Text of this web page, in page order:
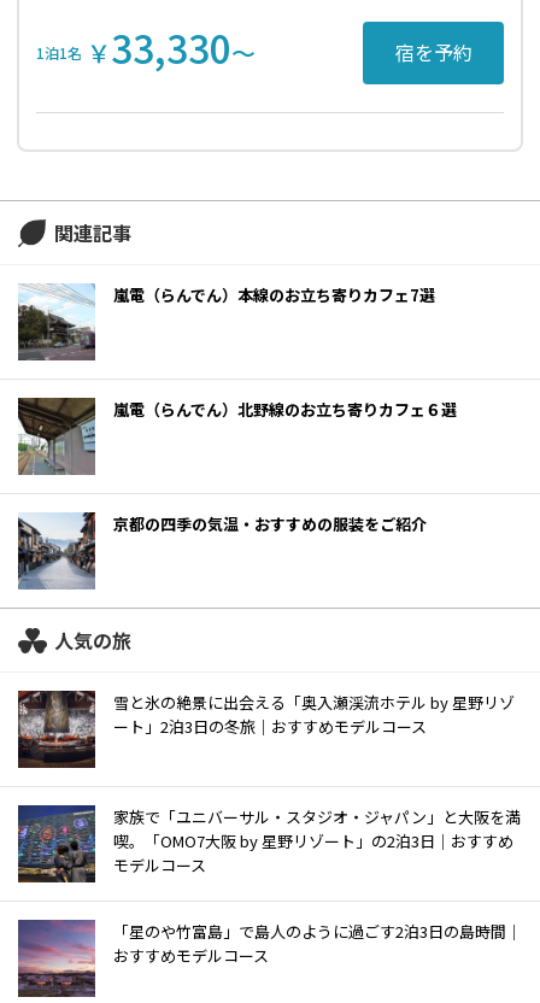
1泊1名 ￥33,330〜 宿を予約
関連記事
嵐電（らんでん）本線のお立ち寄りカフェ7選
嵐電（らんでん）北野線のお立ち寄りカフェ６選
京都の四季の気温・おすすめの服装をご紹介
人気の旅
雪と氷の絶景に出会える「奥入瀬渓流ホテル by 星野リゾ
ート」2泊3日の冬旅｜おすすめモデルコース
家族で「ユニバーサル・スタジオ・ジャパン」と大阪を満
喫。「OMO7大阪 by 星野リゾート」の2泊3日｜おすすめ
モデルコース
「星のや竹富島」で島人のように過ごす2泊3日の島時間｜
おすすめモデルコース